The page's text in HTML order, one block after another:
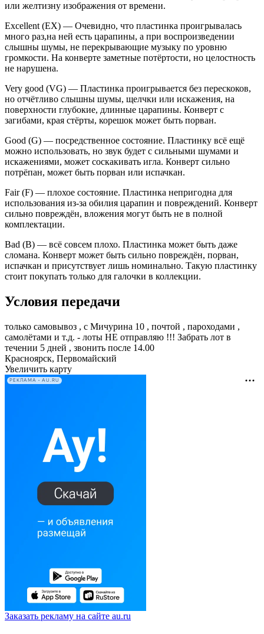
или желтизну изображения от времени.
Excellent (EX) — Очевидно, что пластинка проигрывалась
много раз,на ней есть царапины, а при воспроизведении
слышны шумы, не перекрывающие музыку по уровню
громкости. На конверте заметные потёртости, но целостность
не нарушена.
Very good (VG) — Пластинка проигрывается без перескоков,
но отчётливо слышны шумы, щелчки или искажения, на
поверхности глубокие, длинные царапины. Конверт с
загибами, края стёрты, корешок может быть порван.
Good (G) — посредственное состояние. Пластинку всё ещё
можно использовать, но звук будет с сильными шумами и
искажениями, может соскакивать игла. Конверт сильно
потрёпан, может быть порван или испачкан.
Fair (F) — плохое состояние. Пластинка непригодна для
использования из-за обилия царапин и повреждений. Конверт
сильно повреждён, вложения могут быть не в полной
комплектации.
Bad (B) — всё совсем плохо. Пластинка может быть даже
сломана. Конверт может быть сильно повреждён, порван,
испачкан и присутствует лишь номинально. Такую пластинку
стоит покупать только для галочки в коллекции.
Условия передачи
только самовывоз , с Мичурина 10 , почтой , пароходами ,
самолётами и т.д. - лоты НЕ отправляю !!! Забрать лот в
течении 5 дней , звонить после 14.00
Красноярск, Первомайский
Увеличить карту
РЕКЛАМА • AU.RU
Заказать рекламу на сайте au.ru